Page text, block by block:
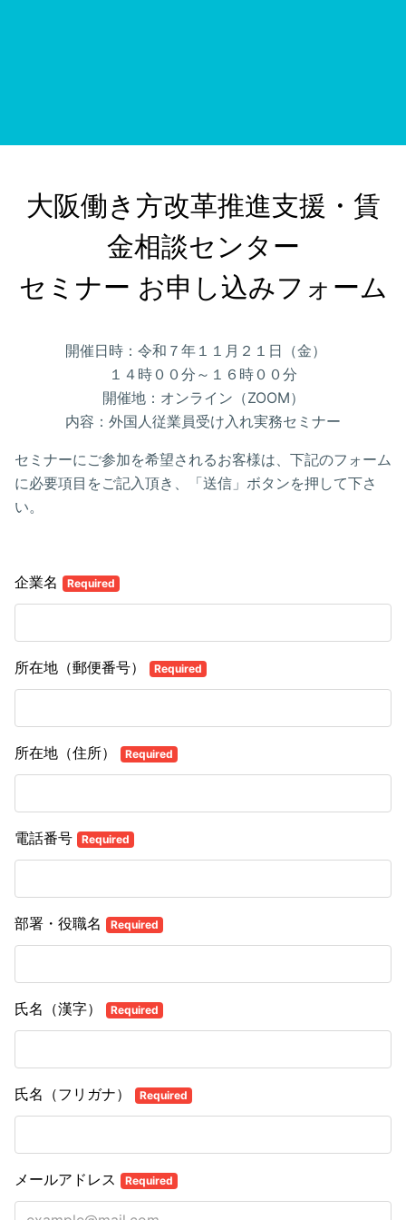
大阪働き方改革推進支援・賃
金相談センター
セミナー お申し込みフォーム
開催日時：令和７年１１月２１日（金）
１４時００分～１６時００分
開催地：オンライン（ZOOM）
内容：外国人従業員受け入れ実務セミナー
セミナーにご参加を希望されるお客様は、下記のフォーム
に必要項目をご記入頂き、「送信」ボタンを押して下さ
い。
企業名 Required
所在地（郵便番号） Required
所在地（住所） Required
電話番号 Required
部署・役職名 Required
氏名（漢字） Required
氏名（フリガナ） Required
メールアドレス Required